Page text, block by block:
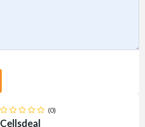
(0)
Cellsdeal